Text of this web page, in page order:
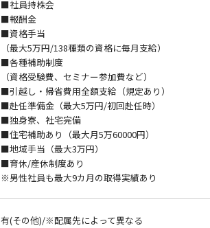
■社員持株会
■報酬金
■資格手当
（最大5万円/138種類の資格に毎月支給）
■各種補助制度
（資格受験費、セミナー参加費など）
■引越し・帰省費用全額支給（規定あり）
■赴任準備金（最大5万円/初回赴任時）
■独身寮、社宅完備
■住宅補助あり（最大月5万60000円）
■地域手当（最大3万円）
■育休/産休制度あり
※男性社員も最大9カ月の取得実績あり
有(その他)/※配属先によって異なる